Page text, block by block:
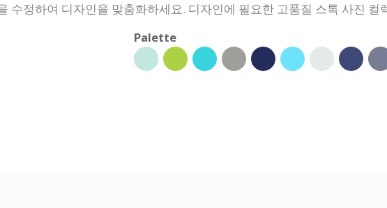
수정하여 디자인을 맞춤화하세요. 디자인에 필요한 고품질 스톡 사진
Palette